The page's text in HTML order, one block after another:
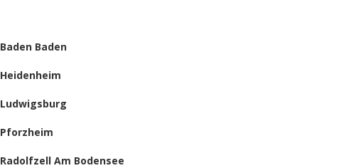
Baden Baden
Heidenheim
Ludwigsburg
Pforzheim
Radolfzell Am Bodensee